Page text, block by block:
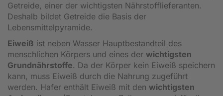
Getreide, einer der wichtigsten Nährstofflieferanten.
Deshalb bildet Getreide die Basis der
Lebensmittelpyramide.
Eiweiß ist neben Wasser Hauptbestandteil des
menschlichen Körpers und eines der wichtigsten
Grundnährstoffe. Da der Körper kein Eiweiß speichern
kann, muss Eiweiß durch die Nahrung zugeführt
werden. Hafer enthält Eiweiß mit den wichtigsten